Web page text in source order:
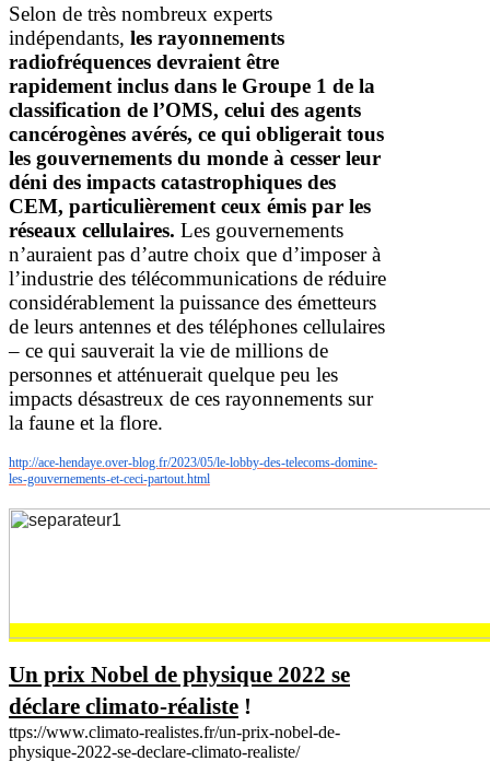
Selon de très nombreux experts
indépendants, les rayonnements
radiofréquences devraient être
rapidement inclus dans le Groupe 1 de la
classification de l’OMS, celui des agents
cancérogènes avérés, ce qui obligerait tous
les gouvernements du monde à cesser leur
déni des impacts catastrophiques des
CEM, particulièrement ceux émis par les
réseaux cellulaires. Les gouvernements
n’auraient pas d’autre choix que d’imposer à
l’industrie des télécommunications de réduire
considérablement la puissance des émetteurs
de leurs antennes et des téléphones cellulaires
– ce qui sauverait la vie de millions de
personnes et atténuerait quelque peu les
impacts désastreux de ces rayonnements sur
la faune et la flore.
http://ace-hendaye.over-blog.fr/2023/05/le-lobby-des-telecoms-domine-
les-gouvernements-et-ceci-partout.html
Un prix Nobel de physique 2022 se
déclare climato-réaliste !
ttps://www.climato-realistes.fr/un-prix-nobel-de-
physique-2022-se-declare-climato-realiste/